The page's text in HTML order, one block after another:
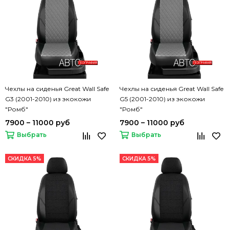
Чехлы на сиденья Great Wall Safe
G3 (2001-2010) из экокожи
"Ромб"
7900 – 11000 руб
Выбрать
Чехлы на сиденья Great Wall Safe
G5 (2001-2010) из экокожи
"Ромб"
7900 – 11000 руб
Выбрать
СКИДКА 5% СКИДКА 5%